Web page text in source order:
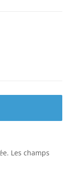
Les champs